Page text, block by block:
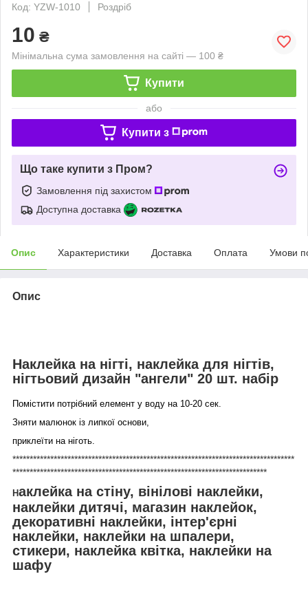
Код: YZW-1010
Роздріб
10 ₴
Мінімальна сума замовлення на сайті — 100 ₴
Купити
або
Купити з
Що таке купити з Пром?
Замовлення під захистом
Доступна доставка
Опис Характеристики Доставка Оплата Умови
Опис
Наклейка на нігті, наклейка для нігтів,
нігтьовий дизайн "ангели" 20 шт. набір
Помістити потрібний елемент у воду на 10-20 сек.
Зняти малюнок із липкої основи,
приклеїти на ніготь.
**********************************************************************************
**************************************************************************
Наклейка на стіну, вінілові наклейки,
наклейки дитячі, магазин наклейок,
декоративні наклейки, інтер'єрні
наклейки, наклейки на шпалери,
стикери, наклейка квітка, наклейки на
шафу